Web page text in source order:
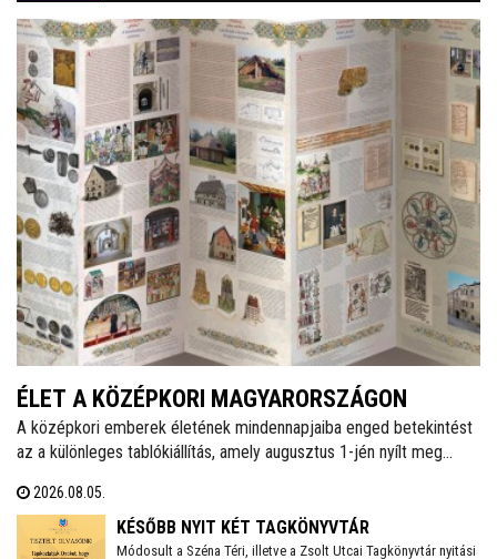
ÉLET A KÖZÉPKORI MAGYARORSZÁGON
A középkori emberek életének mindennapjaiba enged betekintést
az a különleges tablókiállítás, amely augusztus 1-jén nyílt meg
bemutatja többek között az étkezési szokásokat, a lakótereket,
az oktatást, a szórakozást és számos egyéb fontos életteret és
szokást.
2026.08.05.
KÉSŐBB NYIT KÉT TAGKÖNYVTÁR
Módosult a Széna Téri, illetve a Zsolt Utcai Tagkönyvtár nyitási